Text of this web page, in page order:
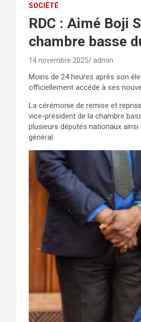
SOCIÉTÉ
RDC : Aimé Boji
chambre basse
14 novembre 2025 admin
Moins de 24 heures après son
officiellement accédé à ses
La cérémonie de remise et
vice-président de la chambre
plusieurs députés nationaux
général.